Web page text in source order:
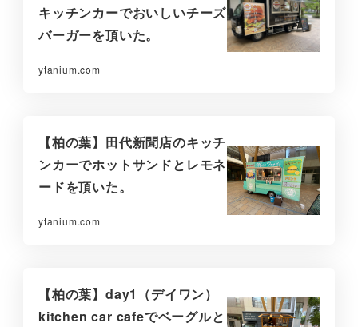
キッチンカーでおいしいチーズ
バーガーを頂いた。
ytanium.com
【柏の葉】田代新聞店のキッチ
ンカーでホットサンドとレモネ
ードを頂いた。
ytanium.com
【柏の葉】day1（デイワン）
kitchen car cafeでベーグルと